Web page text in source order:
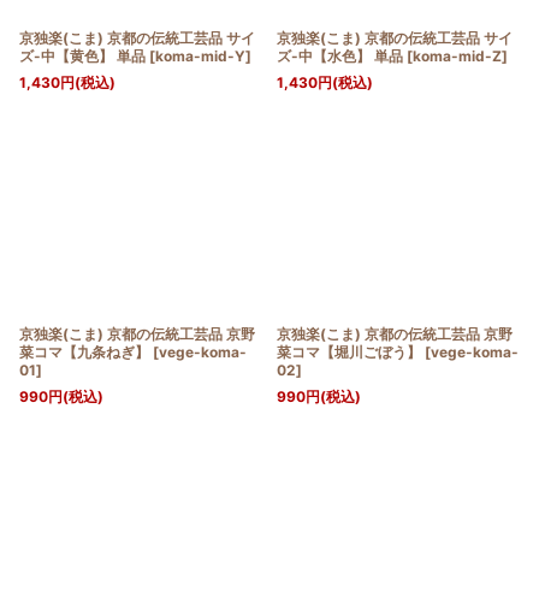
京独楽(こま) 京都の伝統工芸品 サイ
ズ-中【黄色】 単品 [koma-mid-Y]
1,430円(税込)
京独楽(こま) 京都の伝統工芸品 サイ
ズ-中【水色】 単品 [koma-mid-Z]
1,430円(税込)
京独楽(こま) 京都の伝統工芸品 京野
菜コマ【九条ねぎ】
[vege-koma-
01]
990円(税込)
京独楽(こま) 京都の伝統工芸品 京野
菜コマ【堀川ごぼう】
[vege-koma-
02]
990円(税込)